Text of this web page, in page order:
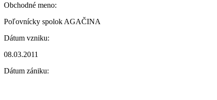
Obchodné meno:
Poľovnícky spolok AGAČINA
Dátum vzniku:
08.03.2011
Dátum zániku: